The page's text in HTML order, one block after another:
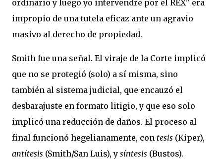
ordinario y luego yo intervendré por el REX" era
impropio de una tutela eficaz ante un agravio
masivo al derecho de propiedad.
Smith fue una señal. El viraje de la Corte implicó
que no se protegió (solo) a sí misma, sino
también al sistema judicial, que encauzó el
desbarajuste en formato litigio, y que eso solo
implicó una reducción de daños. El proceso al
final funcionó hegelianamente, con tesis (Kiper),
antítesis (Smith/San Luis), y síntesis (Bustos).